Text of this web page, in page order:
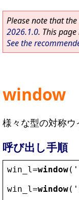
Please note that
2026.1.0. This
See the
window
様々な型の対称
呼び出し手順
win_l =window( '
win_l =window( '